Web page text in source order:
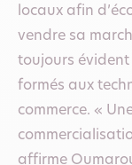
locaux afin
vendre sa
toujours évident
formés aux
commerce. «
affirme